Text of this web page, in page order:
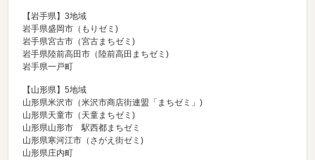
【岩手県】3地域
岩手県盛岡市（ もりゼミ)
岩手県宮古市（宮古まちゼミ)
岩手県陸前高田市（ 陸前高田まちゼミ)
岩手県一戸町
【山形県】5地域
山形県米沢市（米沢市商店街連盟「まちゼミ」)
山形県天童市（ 天童まちゼミ)
山形県山形市 駅西都まちゼミ
山形県寒河江市（ さがえ街ゼ ミ)
山形県庄内町